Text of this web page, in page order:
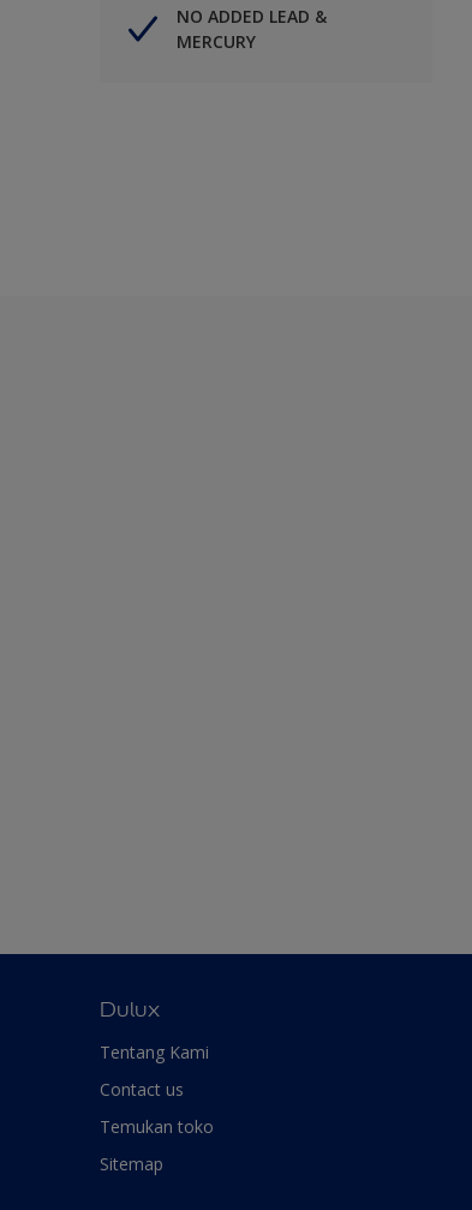
NO ADDED LEAD &
MERCURY
Dulux
Tentang Kami
Contact us
Temukan toko
Sitemap